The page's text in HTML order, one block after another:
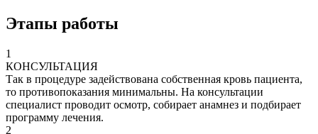
Этапы работы
1
КОНСУЛЬТАЦИЯ
Так в процедуре задействована собственная кровь пациента,
то противопоказания минимальны. На консультации
специалист проводит осмотр, собирает анамнез и подбирает
программу лечения.
2